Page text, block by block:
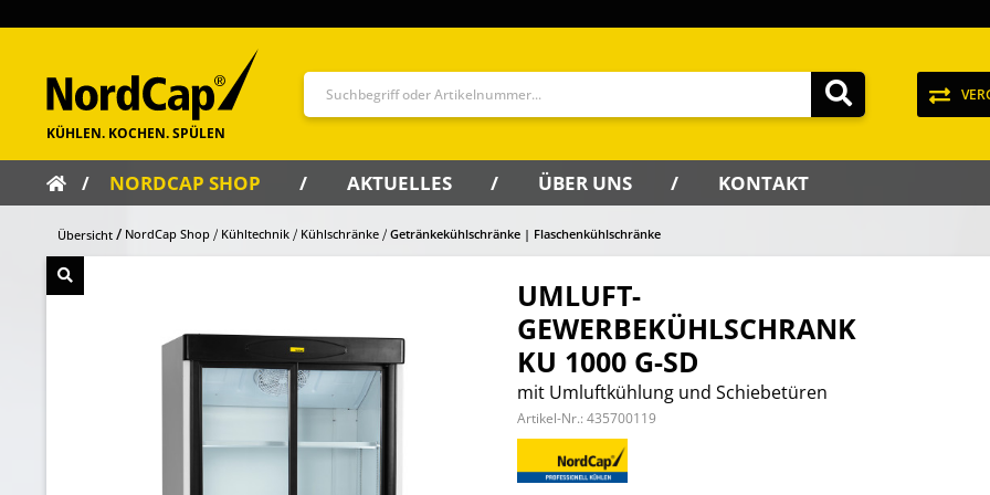
NORDCAP SHOP AKTUELLES ÜBER UNS KONTAKT
Übersicht NordCap Shop Kühltechnik Kühlschränke Getränkekühlschränke | Flaschenkühlschränke
UMLUFT-
GEWERBEKÜHLSCHRANK
KU 1000 G-SD
mit Umluftkühlung und Schiebetüren
Artikel-Nr.: 435700119